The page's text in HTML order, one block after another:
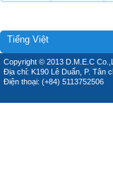
Tiếng Việt
Copyright © 2013 D.M.E.C
Địa chỉ: K190 Lê Duẩn, P. Tân
Điện thoại: (+84) 5113752506